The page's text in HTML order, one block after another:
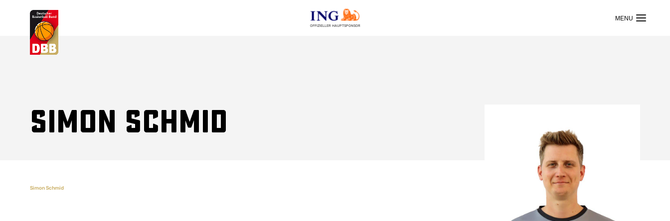
OFFIZIELLER HAUPTSPONSOR
Suchvorschläge
Simon Schmid
Simon Schmid